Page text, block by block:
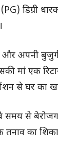
(PG) डिग्री
और अपनी
मां एक
से घर का
समय से
का